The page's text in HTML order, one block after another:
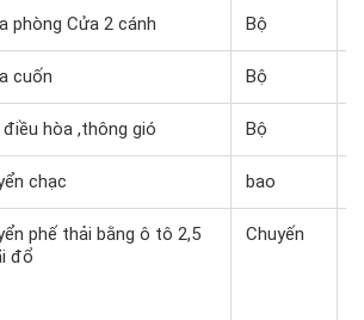
phòng Cửa 2 cánh Bộ
cuốn Bộ
hòa ,thông gió Bộ
chạc bao
phế thải bằng ô tô 2,5
đổ
Chuyến